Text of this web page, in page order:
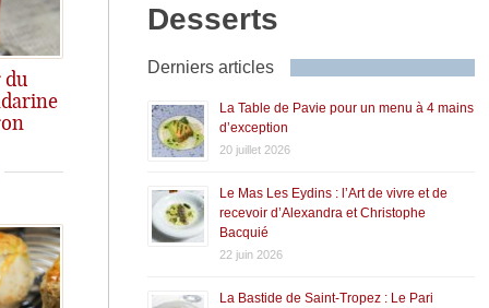
du
Desserts
Derniers articles
La Table de Pavie pour un menu à 4 mains
d’exception
20 juillet 2026
Le Mas Les Eydins : l’Art de vivre et de
recevoir d’Alexandra et Christophe
Bacquié
22 juin 2026
La Bastide de Saint-Tropez : Le Pari